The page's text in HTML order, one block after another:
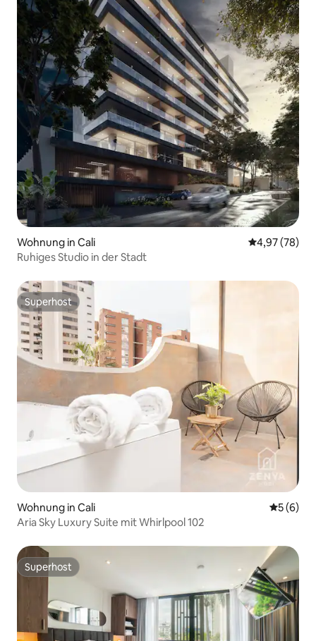
Wohnung in Cali
4,97 (78)
Ruhiges Studio in der Stadt
Superhost
Superhost
Wohnung in Cali
5 (6)
Aria Sky Luxury Suite mit Whirlpool 102
Superhost
Superhost